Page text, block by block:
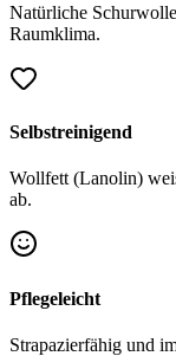
Natürliche
Raumklima.
Selbstreinigend
Wollfett (Lanolin)
ab.
Pflegeleicht
Strapazierfähig und